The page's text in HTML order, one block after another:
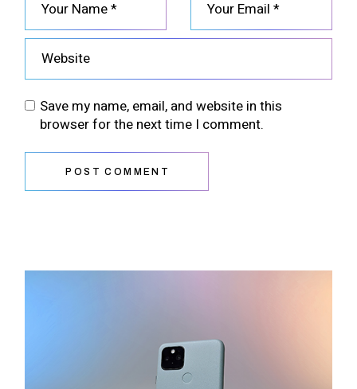
Save my name, email, and website in this
browser for the next time I comment.
POST COMMENT